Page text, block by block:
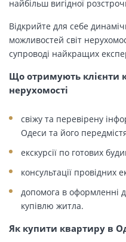
найбільш вигідної
Відкрийте для себе
можливостей світ
супроводі найкращих
Що отримують клієнти
нерухомості
свіжу та перевірену
Одеси та його
екскурсії по готових
консультації провідних
допомога в оформленні
купівлю житла.
Як купити квартиру в